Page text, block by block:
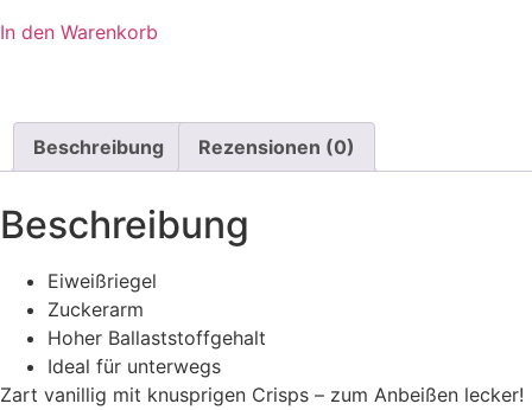
In den Warenkorb
Beschreibung Rezensionen (0)
Beschreibung
Eiweißriegel
Zuckerarm
Hoher Ballaststoffgehalt
Ideal für unterwegs
Zart vanillig mit knusprigen Crisps – zum Anbeißen lecker!